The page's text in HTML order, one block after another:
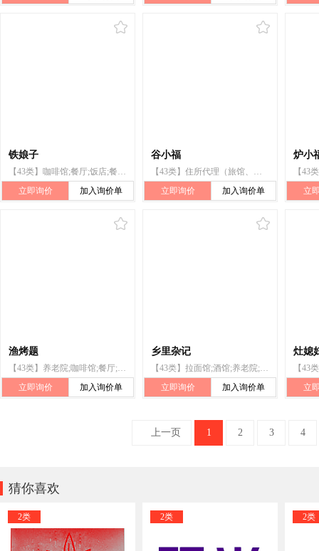
铁娘子
【43类】咖啡馆;餐厅;饭店;餐馆;酒吧服务;日式料理餐厅;茶馆;果汁吧;酒店住宿服务;旅馆
立即询价
加入询价单
谷小福
【43类】住所代理（旅馆、供膳寄宿处）;咖啡馆;餐厅;饭店;餐馆;酒吧服务;流动饮食供应;茶馆;果汁吧;酒馆
立即询价
加入询价单
炉小
立
渔烤题
【43类】养老院;咖啡馆;餐厅;饭店;日间托儿所（看孩子）;快餐馆;酒吧服务;帐篷出租;流动饮食供应;茶馆
立即询价
加入询价单
乡里杂记
【43类】拉面馆;酒馆;养老院;旅游房屋出租;餐厅;饭店;快餐馆;茶馆;果汁吧;咖啡馆
立即询价
加入询价单
灶媳
立
上一页 1 2 3 4
猜你喜欢
2类 2类 2类